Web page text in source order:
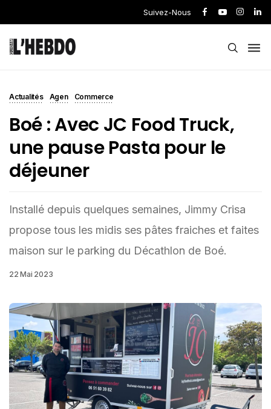
Suivez-Nous
Actualités Agen Commerce
Boé : Avec JC Food Truck,
une pause Pasta pour le
déjeuner
Installé depuis quelques semaines, Jimmy Crisa
propose tous les midis ses pâtes fraiches et faites
maison sur le parking du Décathlon de Boé.
22 Mai 2023